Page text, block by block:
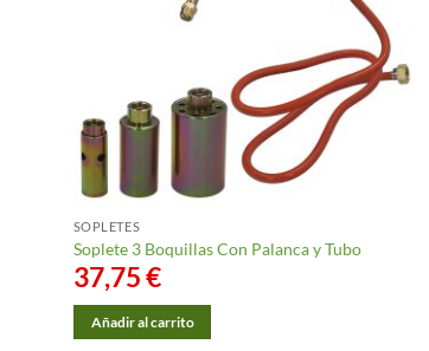
SOPLETES
Soplete 3 Boquillas Con Palanca y Tubo
37,75€
Añadir al carrito